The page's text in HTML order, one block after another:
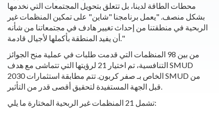
محطات الطاقة لدينا، بل تتعلق بتحويل المجتمعات التي نخدمها
بشكل منصف. "يعمل برنامجنا "شاين" على تمكين المنظمات غير
الربحية في منطقتنا من إحداث تغيير هادف في مجتمعاتنا من شأنه
أن يفيد المنطقة بأكملها لأجيال قادمة."
من بين 98 المنظمات التي قدمت طلبات في عملية منح الجوائز
التنافسية، تم اختيار 21 لرؤيتها التي تتماشى مع هدف SMUD
2030 الخاص بـ صفر كربون. تتم مطابقة استثمارات SMUD من
قبل الجهة المستفيدة لتحقيق أقصى قدر من التأثير.
تشمل 21 المنظمات غير الربحية المختارة ما يلي: